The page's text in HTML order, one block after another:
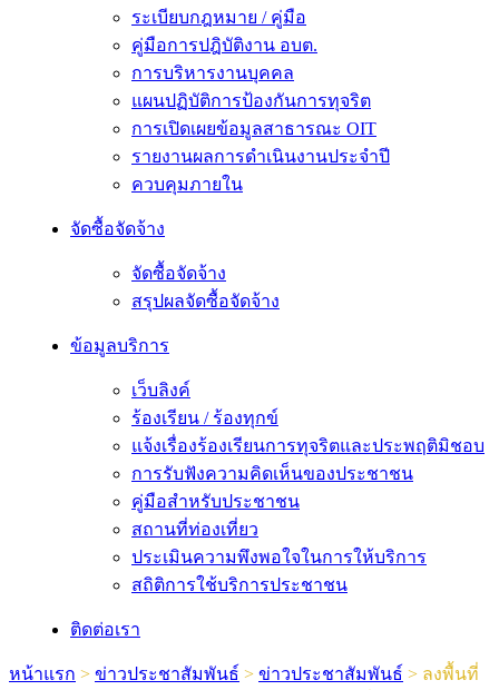
ระเบียบกฎหมาย / คู่มือ
คู่มือการปฎิบัติงาน อบต.
การบริหารงานบุคคล
แผนปฏิบัติการป้องกันการทุจริต
การเปิดเผยข้อมูลสาธารณะ OIT
รายงานผลการดำเนินงานประจำปี
ควบคุมภายใน
จัดซื้อจัดจ้าง
จัดซื้อจัดจ้าง
สรุปผลจัดซื้อจัดจ้าง
ข้อมูลบริการ
เว็บลิงค์
ร้องเรียน / ร้องทุกข์
แจ้งเรื่องร้องเรียนการทุจริตและประพฤติมิชอบ
การรับฟังความคิดเห็นของประชาชน
คู่มือสำหรับประชาชน
สถานที่ท่องเที่ยว
ประเมินความพึงพอใจในการให้บริการ
สถิติการใช้บริการประชาชน
ติดต่อเรา
หน้าแรก > ข่าวประชาสัมพันธ์ > ข่าวประชาสัมพันธ์ > ลงพื้นที่